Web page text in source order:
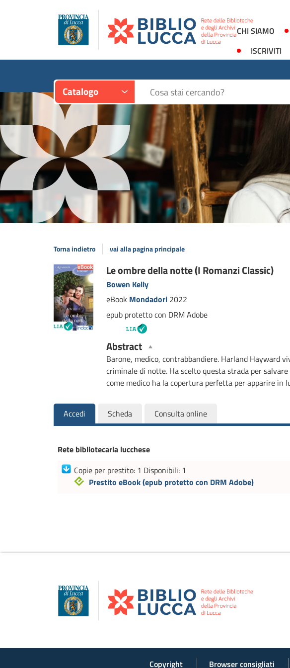
CHI SIAMO
ISCRIVITI
Catalogo Cerca su "Catalogo"
Torna indietro vai alla pagina principale
Dettaglio
del
documento
Le ombre della notte (I Romanzi Classic)
Bowen Kelly
eBook Mondadori 2022
epub protetto con DRM Adobe
Abstract
Barone, medico, contrabbandiere. Harland Hayward
criminale di notte. Ha scelto questa strada per
come medico ha la copertura perfetta per apparire in
Accedi Scheda Consulta online
Rete bibliotecaria lucchese
Copie per prestito: 1 Disponibili: 1
Prestito eBook(epub protetto con DRM Adobe)
Copyright Browser consigliati